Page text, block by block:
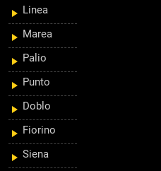
Linea
Marea
Palio
Punto
Doblo
Fiorino
Siena